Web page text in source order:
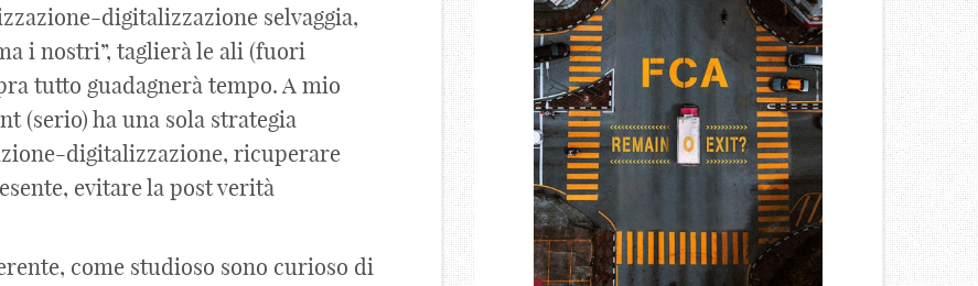
digitalizzazione selvaggia,
i nostri”, taglierà le ali (fuori
tutto guadagnerà tempo. A mio
(serio) ha una sola strategia
digitalizzazione, ricuperare
evitare la post verità
come studioso sono curioso di